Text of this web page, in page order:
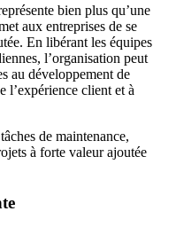
bien plus qu’une
aux entreprises de se
En libérant les équipes
l’organisation peut
au développement de
l’expérience client et à
de maintenance,
à forte valeur ajoutée